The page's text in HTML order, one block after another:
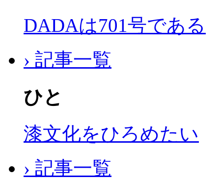
DADAは701号である
› 記事一覧
ひと
漆文化をひろめたい
› 記事一覧